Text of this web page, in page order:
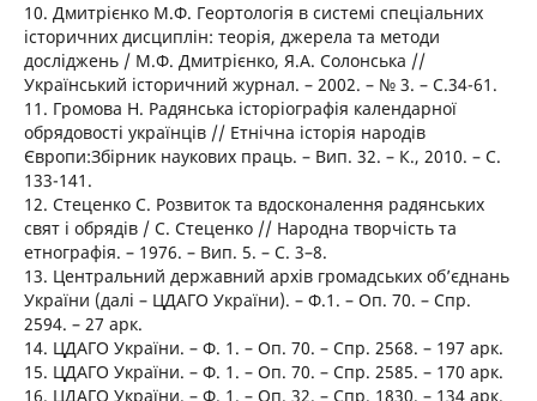
10. Дмитрієнко М.Ф. Геортологія в системі спеціальних
історичних дисциплін: теорія, джерела та методи
досліджень / М.Ф. Дмитрієнко, Я.А. Солонська //
Український історичний журнал. – 2002. – № 3. – С.34-61.
11. Громова Н. Радянська історіографія календарної
обрядовості українців // Етнічна історія народів
Європи:Збірник наукових праць. – Вип. 32. – К., 2010. – С.
133-141.
12. Стеценко С. Розвиток та вдосконалення радянських
свят і обрядів / С. Стеценко // Народна творчість та
етнографія. – 1976. – Вип. 5. – С. 3–8.
13. Центральний державний архів громадських об’єднань
України (далі – ЦДАГО України). – Ф.1. – Оп. 70. – Спр.
2594. – 27 арк.
14. ЦДАГО України. – Ф. 1. – Оп. 70. – Спр. 2568. – 197 арк.
15. ЦДАГО України. – Ф. 1. – Оп. 70. – Спр. 2585. – 170 арк.
16. ЦДАГО України. – Ф. 1. – Оп. 32. – Спр. 1830. – 134 арк.